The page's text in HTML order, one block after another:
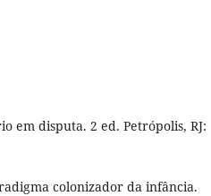
em disputa. 2 ed. Petrópolis, RJ:
colonizador da infância.